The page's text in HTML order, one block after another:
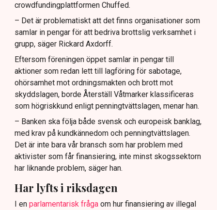
crowdfundingplattformen Chuffed.
– Det är problematiskt att det finns organisationer som
samlar in pengar för att bedriva brottslig verksamhet i
grupp, säger Rickard Axdorff.
Eftersom föreningen öppet samlar in pengar till
aktioner som redan lett till lagföring för sabotage,
ohörsamhet mot ordningsmakten och brott mot
skyddslagen, borde Återställ Våtmarker klassificeras
som högriskkund enligt penningtvättslagen, menar han.
– Banken ska följa både svensk och europeisk banklag,
med krav på kundkännedom och penningtvättslagen.
Det är inte bara vår bransch som har problem med
aktivister som får finansiering, inte minst skogssektorn
har liknande problem, säger han.
Har lyfts i riksdagen
I en parlamentarisk fråga om hur finansiering av illegal